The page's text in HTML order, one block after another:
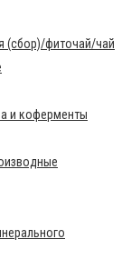
(сбор)/фиточай/чай
и коферменты